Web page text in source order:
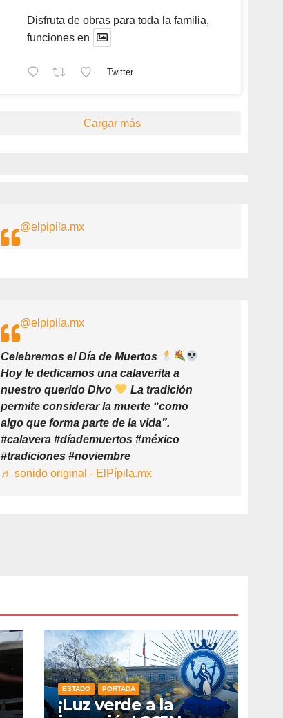
Disfruta de obras para toda la familia,
funciones en
Twitter
Cargar más
@elpipila.mx
@elpipila.mx
Celebremos el Día de Muertos
Hoy le dedicamos una calaverita a
nuestro querido Divo
La tradición
permite considerar la muerte “como
algo que forma parte de la vida”.
#calavera #díademuertos #méxico
#tradiciones #noviembre
♬ sonido original - ElPípila.mx
ESTADO PORTADA
¡Luz verde a la